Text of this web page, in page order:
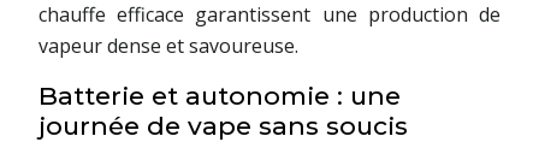
chauffe efficace garantissent une production de
vapeur dense et savoureuse.
Batterie et autonomie : une
journée de vape sans soucis